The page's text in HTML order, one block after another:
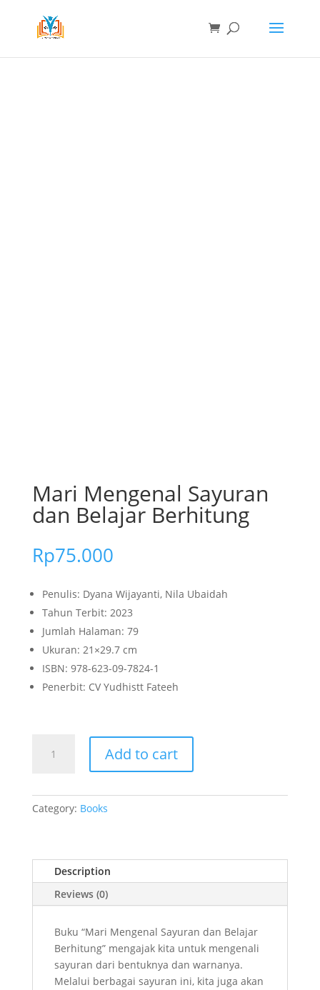
Mari Mengenal Sayuran
dan Belajar Berhitung
Rp75.000
Penulis: Dyana Wijayanti, Nila Ubaidah
Tahun Terbit: 2023
Jumlah Halaman: 79
Ukuran: 21×29.7 cm
ISBN: 978-623-09-7824-1
Penerbit: CV Yudhistt Fateeh
Mengenal
Belajar
Add to cart
Category: Books
Description
Reviews (0)
Buku “Mari Mengenal Sayuran dan Belajar
Berhitung” mengajak kita untuk mengenali
sayuran dari bentuknya dan warnanya.
Melalui berbagai sayuran ini, kita juga akan